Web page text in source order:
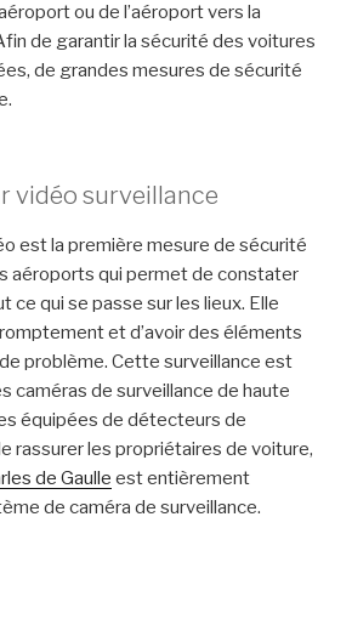
ou de l’aéroport vers la
de garantir la sécurité des voitures
de grandes mesures de sécurité
vidéo surveillance
est la première mesure de sécurité
aéroports qui permet de constater
ce qui se passe sur les lieux. Elle
et d’avoir des éléments
problème. Cette surveillance est
caméras de surveillance de haute
équipées de détecteurs de
rassurer les propriétaires de voiture,
de Gaulle est entièrement
de caméra de surveillance.